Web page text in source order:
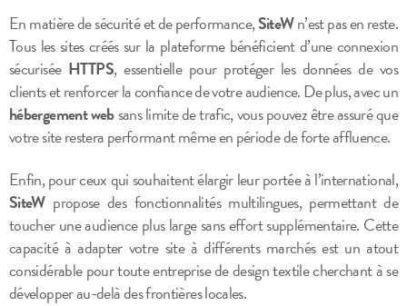
En matière de sécurité et de performance,SiteWn’est pas en reste.
Tous les sites créés sur la plateforme bénéficient d’une connexion
sécurisée HTTPS, essentielle pour protéger les données de vos
clients et renforcer la confiance de votre audience. De plus, avec un
hébergement websans limite de trafic, vous pouvez être assuré que
votre site restera performant même en période de forte affluence.
Enfin, pour ceux qui souhaitent élargir leur portée à l’international,
SiteWpropose des fonctionnalités multilingues, permettant de
toucher une audience plus large sans effort supplémentaire. Cette
capacité à adapter votre site à différents marchés est un atout
considérable pour toute entreprise de design textile cherchant à se
développer au-delà des frontières locales.